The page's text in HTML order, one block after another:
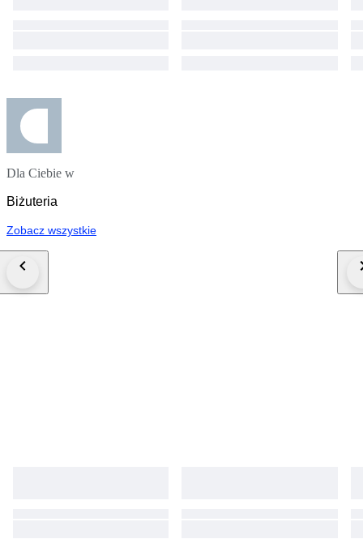
Dla Ciebie w
Biżuteria
Zobacz wszystkie